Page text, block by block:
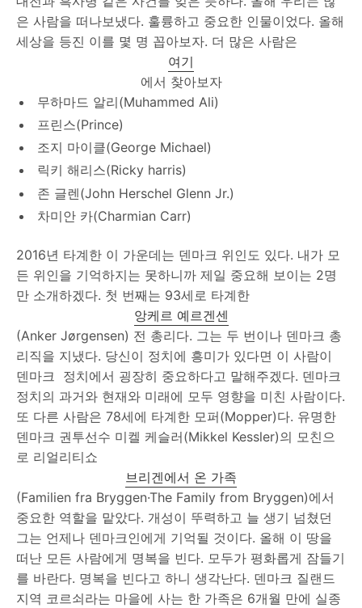
은 사람을 떠나보냈다. 훌륭하고 중요한 인물이었다. 올해
세상을 등진 이를 몇 명 꼽아보자. 더 많은 사람은
여기
에서 찾아보자
무하마드 알리(Muhammed Ali)
프린스(Prince)
조지 마이클(George Michael)
릭키 해리스(Ricky harris)
존 글렌(John Herschel Glenn Jr.)
차미안 카(Charmian Carr)
2016년 타계한 이 가운데는 덴마크 위인도 있다. 내가 모
든 위인을 기억하지는 못하니까 제일 중요해 보이는 2명
만 소개하겠다. 첫 번째는 93세로 타계한
앙케르 예르겐센
(Anker Jørgensen) 전 총리다. 그는 두 번이나 덴마크 총
리직을 지냈다. 당신이 정치에 흥미가 있다면 이 사람이
덴마크 정치에서 굉장히 중요하다고 말해주겠다. 덴마크
정치의 과거와 현재와 미래에 모두 영향을 미친 사람이다.
또 다른 사람은 78세에 타계한 모퍼(Mopper)다. 유명한
덴마크 권투선수 미켈 케슬러(Mikkel Kessler)의 모친으
로 리얼리티쇼
브리겐에서 온 가족
(Familien fra Bryggen·The Family from Bryggen)에서
중요한 역할을 맡았다. 개성이 뚜력하고 늘 생기 넘쳤던
그는 언제나 덴마크인에게 기억될 것이다. 올해 이 땅을
떠난 모든 사람에게 명복을 빈다. 모두가 평화롭게 잠들기
를 바란다. 명복을 빈다고 하니 생각난다. 덴마크 질랜드
지역 코르쇠라는 마을에 사는 한 가족은 6개월 만에 실종